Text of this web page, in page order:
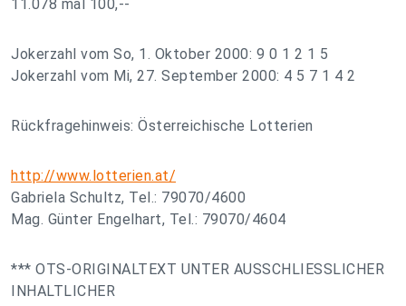
11.078 mal 100,--
Jokerzahl vom So, 1. Oktober 2000: 9 0 1 2 1 5
Jokerzahl vom Mi, 27. September 2000: 4 5 7 1 4 2
Rückfragehinweis: Österreichische Lotterien
http://www.lotterien.at/
Gabriela Schultz, Tel.: 79070/4600
Mag. Günter Engelhart, Tel.: 79070/4604
*** OTS-ORIGINALTEXT UNTER AUSSCHLIESSLICHER
INHALTLICHER